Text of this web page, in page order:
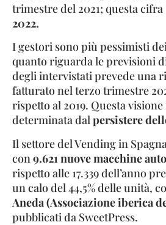
trimestre del 2021; questa cifra
2022.
I gestori sono più pessimisti
quanto riguarda le previsioni
degli intervistati prevede una
fatturato nel terzo trimestre
rispetto al 2019. Questa
determinata dalpersistere
Il settore del Vending in
con 9.621 nuove macchine
rispetto alle 17.339 dell’anno
un calo del 44,5% delle unità,
Aneda (Associazione iberica
pubblicati da SweetPress.